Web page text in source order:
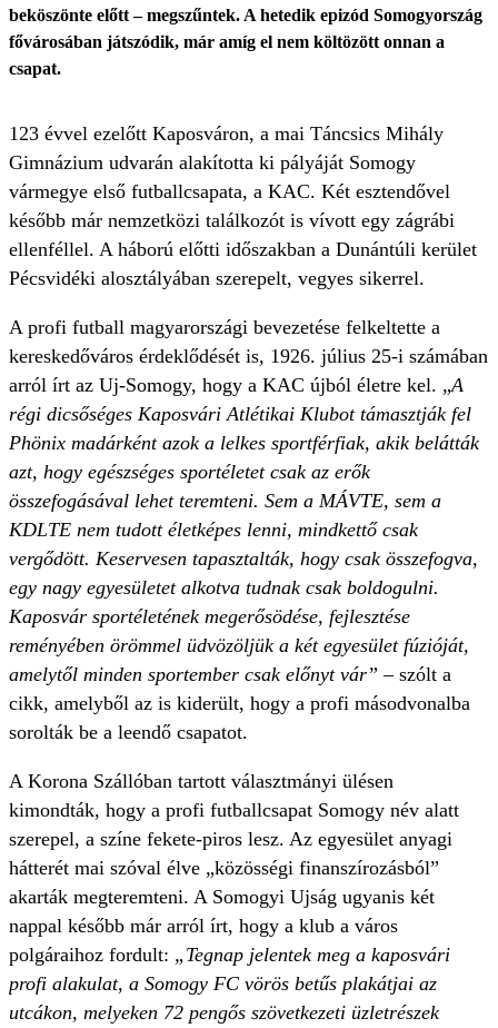
beköszönte előtt – megszűntek. A hetedik epizód Somogyország
fővárosában játszódik, már amíg el nem költözött onnan a
csapat.
123 évvel ezelőtt Kaposváron, a mai Táncsics Mihály
Gimnázium udvarán alakította ki pályáját Somogy
vármegye első futballcsapata, a KAC. Két esztendővel
később már nemzetközi találkozót is vívott egy zágrábi
ellenféllel. A háború előtti időszakban a Dunántúli kerület
Pécsvidéki alosztályában szerepelt, vegyes sikerrel.
A profi futball magyarországi bevezetése felkeltette a
kereskedőváros érdeklődését is, 1926. július 25-i számában
arról írt az Uj-Somogy, hogy a KAC újból életre kel. „A
régi dicsőséges Kaposvári Atlétikai Klubot támasztják fel
Phönix madárként azok a lelkes sportférfiak, akik belátták
azt, hogy egészséges sportéletet csak az erők
összefogásával lehet teremteni. Sem a MÁVTE, sem a
KDLTE nem tudott életképes lenni, mindkettő csak
vergődött. Keservesen tapasztalták, hogy csak összefogva,
egy nagy egyesületet alkotva tudnak csak boldogulni.
Kaposvár sportéletének megerősödése, fejlesztése
reményében örömmel üdvözöljük a két egyesület fúzióját,
amelytől minden sportember csak előnyt vár” – szólt a
cikk, amelyből az is kiderült, hogy a profi másodvonalba
sorolták be a leendő csapatot.
A Korona Szállóban tartott választmányi ülésen
kimondták, hogy a profi futballcsapat Somogy név alatt
szerepel, a színe fekete-piros lesz. Az egyesület anyagi
hátterét mai szóval élve „közösségi finanszírozásból”
akarták megteremteni. A Somogyi Ujság ugyanis két
nappal később már arról írt, hogy a klub a város
polgáraihoz fordult: „Tegnap jelentek meg a kaposvári
profi alakulat, a Somogy FC vörös betűs plakátjai az
utcákon, melyeken 72 pengős szövetkezeti üzletrészek